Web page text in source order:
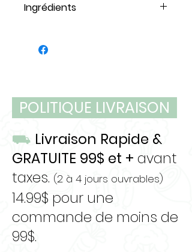
Ingrédients
POLITIQUE LIVRAISON
⛟ Livraison Rapide &
GRATUITE 99$ et + avant
taxes. (2 à 4 jours ouvrables)
14.99$ pour une
commande de moins de
99$.